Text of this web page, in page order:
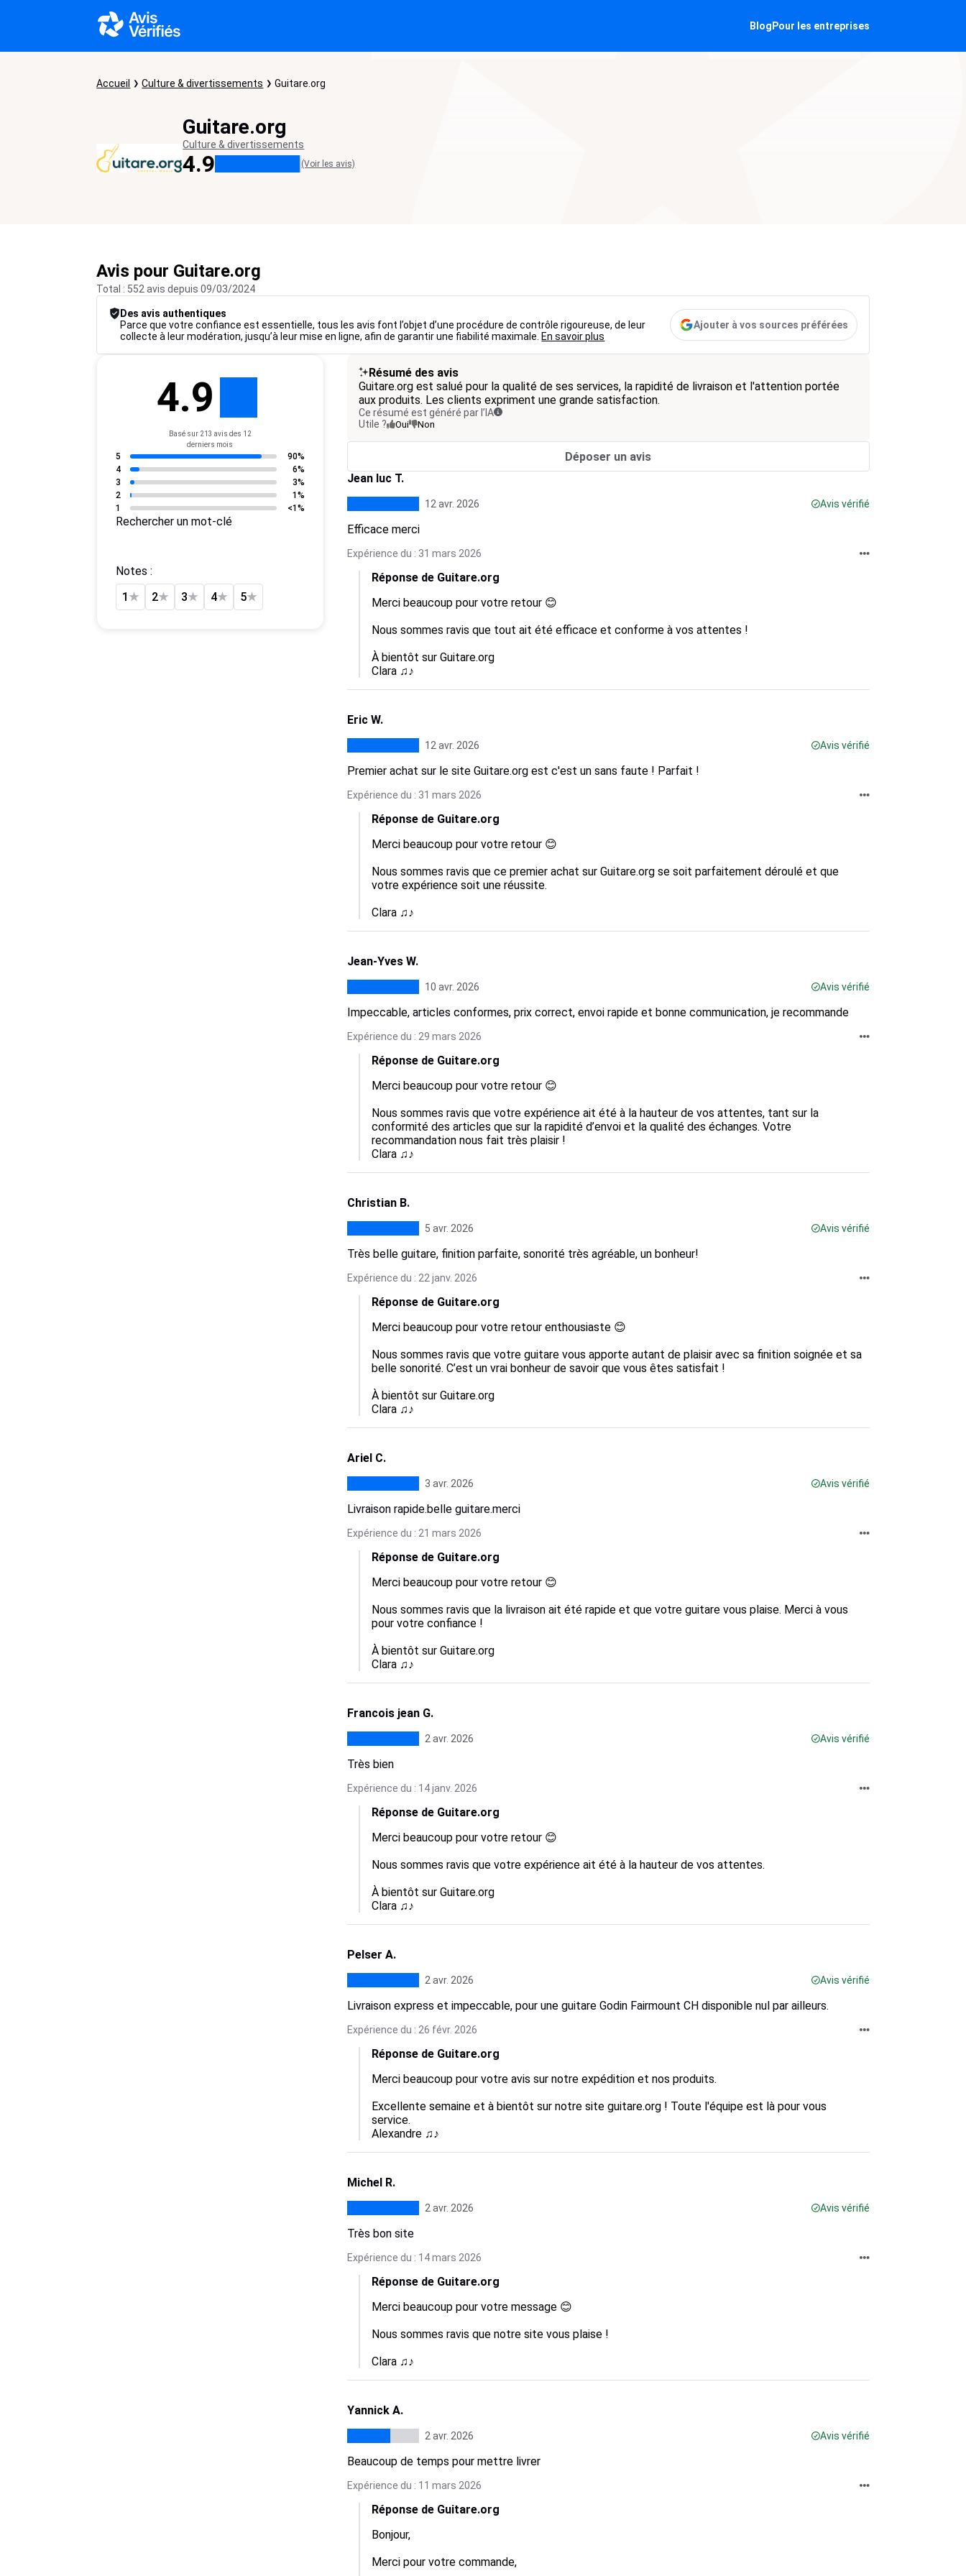
Blog Pour les entreprises
Accueil Culture & divertissements Guitare.org
Guitare.org
Culture & divertissements
4.9 (Voir les avis)
Avis pour Guitare.org
Total : 552 avis depuis 09/03/2024
Des avis authentiques
Parce que votre confiance est essentielle, tous les avis font l’objet d’une procédure de contrôle rigoureuse, de leur
collecte à leur modération, jusqu’à leur mise en ligne, afin de garantir une fiabilité maximale. En savoir plus
Ajouter à vos sources préférées
4.9
Basé sur 213 avis des 12
derniers mois
5
90%
4
6%
3
3%
2
1%
1
<1%
Rechercher un mot-clé
Notes :
1 ★ 2★ 3★ 4★ 5★
Résumé des avis
Guitare.org est salué pour la qualité de ses services, la rapidité de livraison et l'attention portée
aux produits. Les clients expriment une grande satisfaction.
Ce résumé est généré par l’IA
Utile ?
Oui Non
Déposer un avis
Jean luc T.
12 avr. 2026 Avis vérifié
Efficace merci
Expérience du : 31 mars 2026
Réponse de Guitare.org
Merci beaucoup pour votre retour 😊
Nous sommes ravis que tout ait été efficace et conforme à vos attentes !
À bientôt sur Guitare.org
Clara ♫♪
Eric W.
12 avr. 2026 Avis vérifié
Premier achat sur le site Guitare.org est c'est un sans faute ! Parfait !
Expérience du : 31 mars 2026
Réponse de Guitare.org
Merci beaucoup pour votre retour 😊
Nous sommes ravis que ce premier achat sur Guitare.org se soit parfaitement déroulé et que
votre expérience soit une réussite.
Clara ♫♪
Jean-Yves W.
10 avr. 2026 Avis vérifié
Impeccable, articles conformes, prix correct, envoi rapide et bonne communication, je recommande
Expérience du : 29 mars 2026
Réponse de Guitare.org
Merci beaucoup pour votre retour 😊
Nous sommes ravis que votre expérience ait été à la hauteur de vos attentes, tant sur la
conformité des articles que sur la rapidité d’envoi et la qualité des échanges. Votre
recommandation nous fait très plaisir !
Clara ♫♪
Christian B.
5 avr. 2026 Avis vérifié
Très belle guitare, finition parfaite, sonorité très agréable, un bonheur!
Expérience du : 22 janv. 2026
Réponse de Guitare.org
Merci beaucoup pour votre retour enthousiaste 😊
Nous sommes ravis que votre guitare vous apporte autant de plaisir avec sa finition soignée et sa
belle sonorité. C’est un vrai bonheur de savoir que vous êtes satisfait !
À bientôt sur Guitare.org
Clara ♫♪
Ariel C.
3 avr. 2026 Avis vérifié
Livraison rapide.belle guitare.merci
Expérience du : 21 mars 2026
Réponse de Guitare.org
Merci beaucoup pour votre retour 😊
Nous sommes ravis que la livraison ait été rapide et que votre guitare vous plaise. Merci à vous
pour votre confiance !
À bientôt sur Guitare.org
Clara ♫♪
Francois jean G.
2 avr. 2026 Avis vérifié
Très bien
Expérience du : 14 janv. 2026
Réponse de Guitare.org
Merci beaucoup pour votre retour 😊
Nous sommes ravis que votre expérience ait été à la hauteur de vos attentes.
À bientôt sur Guitare.org
Clara ♫♪
Pelser A.
2 avr. 2026 Avis vérifié
Livraison express et impeccable, pour une guitare Godin Fairmount CH disponible nul par ailleurs.
Expérience du : 26 févr. 2026
Réponse de Guitare.org
Merci beaucoup pour votre avis sur notre expédition et nos produits.
Excellente semaine et à bientôt sur notre site guitare.org ! Toute l'équipe est là pour vous
service.
Alexandre ♫♪
Michel R.
2 avr. 2026 Avis vérifié
Très bon site
Expérience du : 14 mars 2026
Réponse de Guitare.org
Merci beaucoup pour votre message 😊
Nous sommes ravis que notre site vous plaise !
Clara ♫♪
Yannick A.
2 avr. 2026 Avis vérifié
Beaucoup de temps pour mettre livrer
Expérience du : 11 mars 2026
Réponse de Guitare.org
Bonjour,
Merci pour votre commande,